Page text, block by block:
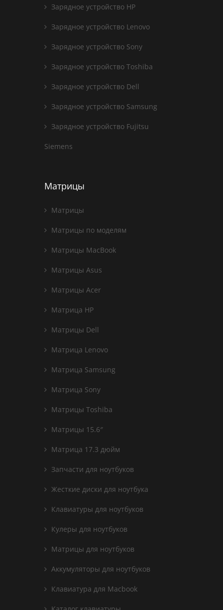
Зарядное устройство HP
Зарядное устройство Lenovo
Зарядное устройство Sony
Зарядное устройство Toshiba
Зарядное устройство Dell
Зарядное устройство Samsung
Зарядное устройство Fujitsu
Siemens
Матрицы
Матрицы
Матрицы по моделям
Матрицы MacBook
Матрицы Asus
Матрицы Acer
Матрица HP
Матрицы Dell
Матрица Lenovo
Матрица Samsung
Матрица Sony
Матрицы Toshiba
Матрицы 15.6″
Матрица 17.3 дюйм
Запчасти для ноутбуков
Жесткие диски для ноутбука
Клавиатуры для ноутбуков
Кулеры для ноутбуков
Матрицы для ноутбуков
Аккумуляторы для ноутбуков
Клавиатура для Macbook